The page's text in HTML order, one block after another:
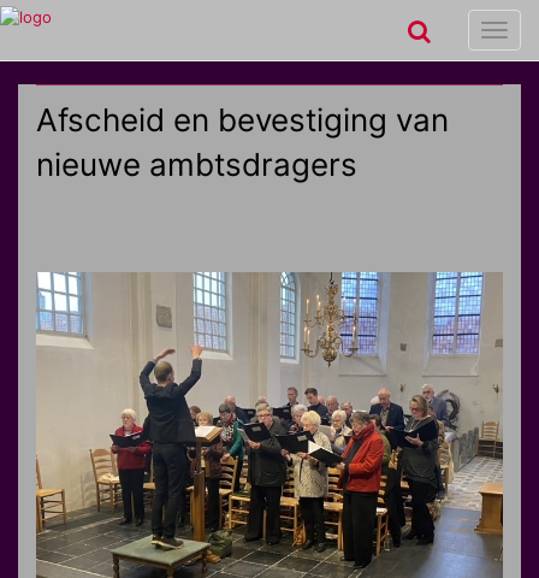
Afscheid en bevestiging van
nieuwe ambtsdragers